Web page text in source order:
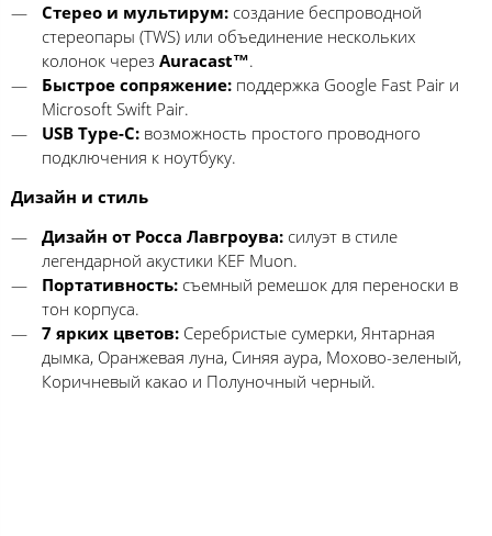
Стерео и мультирум:создание беспроводной
стереопары (TWS) или объединение нескольких
колонок через Auracast™.
Быстрое сопряжение:поддержка Google Fast Pair и
Microsoft Swift Pair.
USB Type-C:возможность простого проводного
подключения к ноутбуку.
Дизайн и стиль
Дизайн от Росса Лавгроува:силуэт в стиле
легендарной акустики KEF Muon.
Портативность:съемный ремешок для переноски в
тон корпуса.
7 ярких цветов:Серебристые сумерки, Янтарная
дымка, Оранжевая луна, Синяя аура, Мохово-зеленый,
Коричневый какао и Полуночный черный.